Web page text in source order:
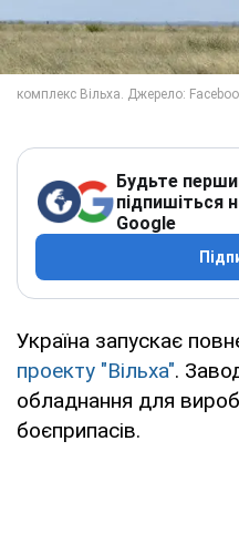
Будьте
підпишіться
Google
Україна запускає
проекту "Вільха".
обладнання для
боєприпасів.